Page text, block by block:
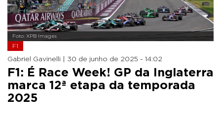
Foto: XPB Images
F1
Gabriel Gavinelli | 30 de junho de 2025 - 14:02
F1: É Race Week! GP da Inglaterra
marca 12ª etapa da temporada
2025